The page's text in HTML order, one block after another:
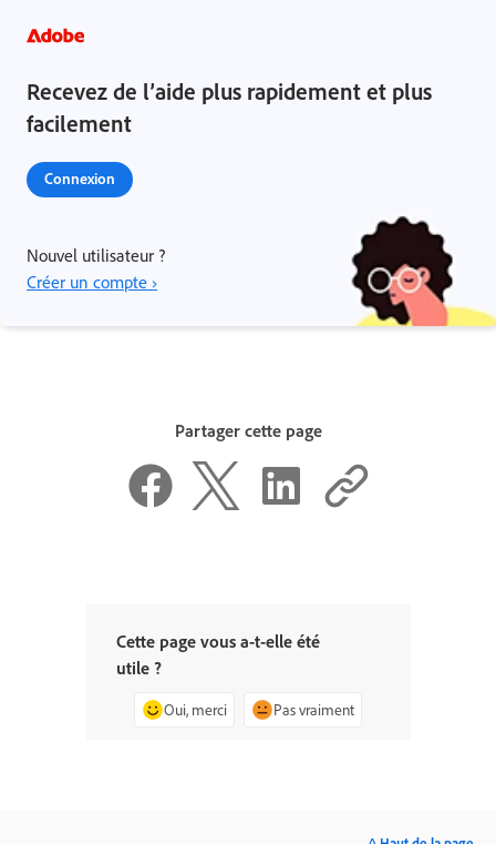
Recevez de l’aide plus rapidement et plus
facilement
Connexion
Nouvel utilisateur ?
Créer un compte ›
Partager cette page
Cette page vous a-t-elle été
utile ?
Oui, merci Pas vraiment